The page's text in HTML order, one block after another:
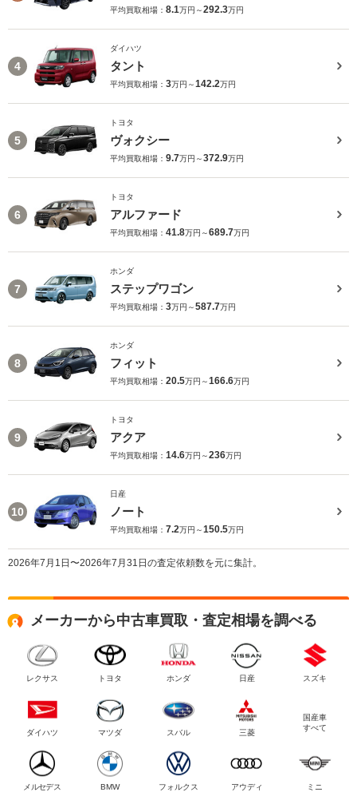
平均買取相場： 8.1万円～292.3万円
4
ダイハツ
タント
平均買取相場： 3万円～142.2万円
5
トヨタ
ヴォクシー
平均買取相場： 9.7万円～372.9万円
6
トヨタ
アルファード
平均買取相場： 41.8万円～689.7万円
7
ホンダ
ステップワゴン
平均買取相場： 3万円～587.7万円
8
ホンダ
フィット
平均買取相場： 20.5万円～166.6万円
9
トヨタ
アクア
平均買取相場： 14.6万円～236万円
10
日産
ノート
平均買取相場： 7.2万円～150.5万円
2026年7月1日〜2026年7月31日の査定依頼数を元に集計。
メーカーから中古車買取・査定相場を調べる
レクサス トヨタ ホンダ 日産 スズキ
ダイハツ マツダ スバル 三菱
国産車
すべて
メルセデス
BMW
フォルクス
アウディ ミニ